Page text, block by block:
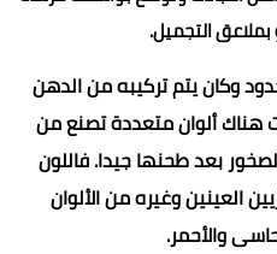
التجميل.
وكان يتم تركيبه من الدهن
هناك ألوان متعددة تصنع من
بعد طحنها جيدا. فاللون
العينين وغيره من الألوان
والأحمر.